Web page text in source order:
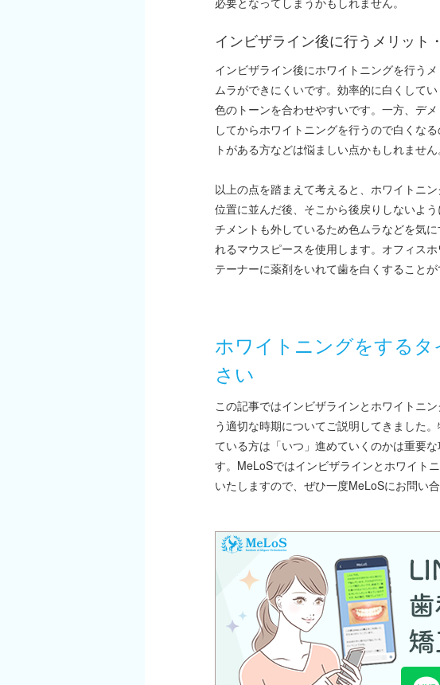
インビザライン後に行うメリット
インビザライン後にホワイトニングを行う
ムラができにくいです。効率的に白くして
色のトーンを合わせやすいです。一方、デ
してからホワイトニングを行うので白くな
トがある方などは悩ましい点かもしれません。
以上の点を踏まえて考えると、ホワイトニ
位置に並んだ後、そこから後戻りしないよ
チメントも外しているため色ムラなどを気
れるマウスピースを使用します。オフィス
テーナーに薬剤をいれて歯を白くすることが
ホワイトニングをする
さい
この記事ではインビザラインとホワイトニ
う適切な時期についてご説明してきました
ている方は「いつ」進めていくのかは重要
す。MeLoSではインビザラインとホワイト
いたしますので、ぜひ一度MeLoSにお問い合